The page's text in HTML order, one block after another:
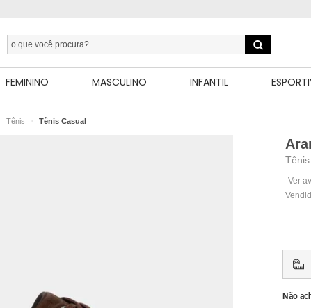
FEMININO MASCULINO INFANTIL
Tênis Tênis Casual
Ver
Não